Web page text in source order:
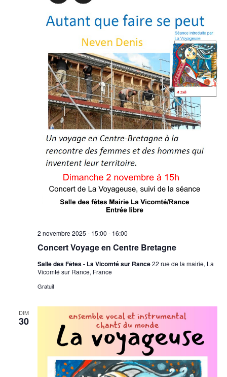
Concert Voyage en Centre Bretagne
2 novembre 2025 - 15:00 - 16:00
Salle des Fêtes - La Vicomté sur Rance22 rue de la mairie, La
Vicomté sur Rance, France
Gratuit
DIM
30